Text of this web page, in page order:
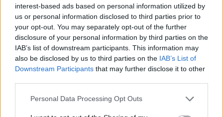
interest-based ads based on personal information utilized by
us or personal information disclosed to third parties prior to
your opt-out. You may separately opt-out of the further
disclosure of your personal information by third parties on the
IAB’s list of downstream participants. This information may
also be disclosed by us to third parties on the IAB’s List of
Downstream Participants that may further disclose it to other
Personal Data Processing Opt Outs
Į Klaipėdą iš emigracijos
grįžusi Karina Kučinskienė
įvardijo didžiausią savo
Jūros šventę anksčiau
puošęs Anatolijus
Klemencovas: gal jau